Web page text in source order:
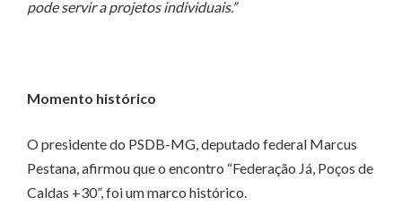
pode servir a projetos individuais.”
Momento histórico
O presidente do PSDB-MG, deputado federal Marcus
Pestana, afirmou que o encontro “Federação Já, Poços de
Caldas +30”, foi um marco histórico.